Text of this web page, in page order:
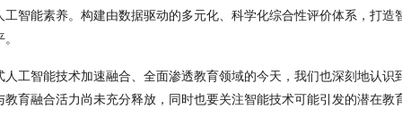
智能素养。构建由数据驱动的多元化、科学化综合性评价体系，打造
工智能技术加速融合、全面渗透教育领域的今天，我们也深刻地认识
育融合活力尚未充分释放，同时也要关注智能技术可能引发的潜在教